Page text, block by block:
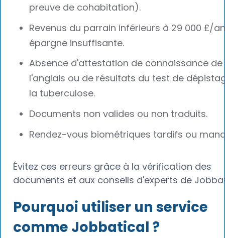
preuve de cohabitation).
Revenus du parrain inférieurs à 29 000 £/
épargne insuffisante.
Absence d'attestation de connaissance de
l'anglais ou de résultats du test de
la tuberculose.
Documents non valides ou non traduits.
Rendez-vous biométriques tardifs ou
Évitez ces erreurs grâce à la vérification des
documents et aux conseils d'experts de
Pourquoi utiliser un service
comme Jobbatical ?